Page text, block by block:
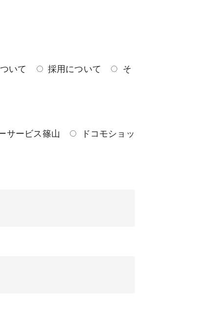
いて 採用について
そ
サービス篠山
ドコモショッ